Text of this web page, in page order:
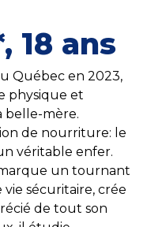
18 ans
Québec en 2023,
physique et
belle-mère.
de nourriture: le
véritable enfer.
marque un tournant
sécuritaire, crée
de tout son